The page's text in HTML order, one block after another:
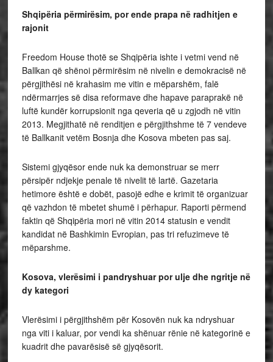
Shqipëria përmirësim, por ende prapa në radhitjen e
rajonit
Freedom House thotë se Shqipëria ishte i vetmi vend në
Ballkan që shënoi përmirësim në nivelin e demokracisë në
përgjithësi në krahasim me vitin e mëparshëm, falë
ndërmarrjes së disa reformave dhe hapave paraprakë në
luftë kundër korrupsionit nga qeveria që u zgjodh në vitin
2013. Megjithatë në renditjen e përgjithshme të 7 vendeve
të Ballkanit vetëm Bosnja dhe Kosova mbeten pas saj.
Sistemi gjyqësor ende nuk ka demonstruar se merr
përsipër ndjekje penale të nivelit të lartë. Gazetaria
hetimore është e dobët, pasojë edhe e krimit të organizuar
që vazhdon të mbetet shumë i përhapur. Raporti përmend
faktin që Shqipëria mori në vitin 2014 statusin e vendit
kandidat në Bashkimin Evropian, pas tri refuzimeve të
mëparshme.
Kosova, vlerësimi i pandryshuar por ulje dhe ngritje në
dy kategori
Vlerësimi i përgjithshëm për Kosovën nuk ka ndryshuar
nga viti i kaluar, por vendi ka shënuar rënie në kategorinë e
kuadrit dhe pavarësisë së gjyqësorit.